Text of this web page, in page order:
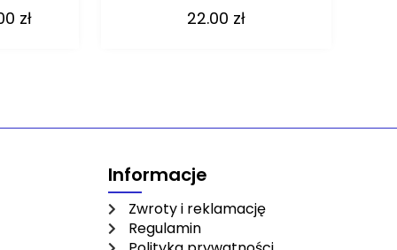
zł 22.00 zł
Informacje
Zwroty i reklamację
Regulamin